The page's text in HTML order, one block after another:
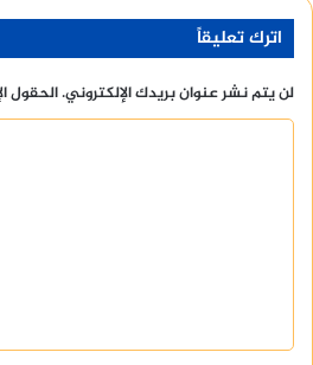
اترك تعليقاً
لن يتم نشر عنوان بريدك الإلكتروني.الحقول
ق